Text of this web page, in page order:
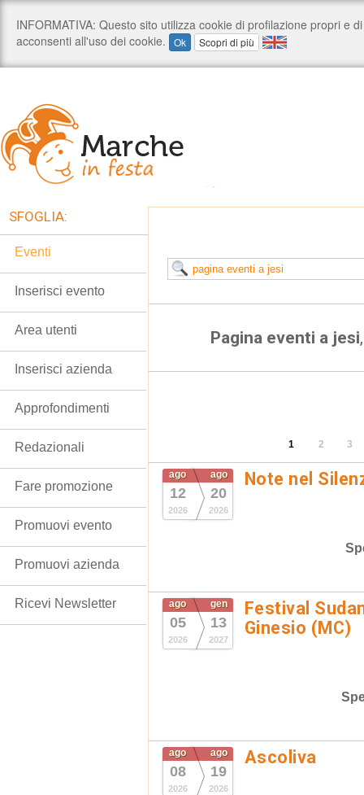
Pagina eventi a jesi
1 2 3
ago
12
2026
ago
20
2026
Note nel
ago
05
2026
gen
13
2027
Festival
Ginesio (MC)
ago
08
2026
ago
19
2026
Ascoliva
SFOGLIA:
Eventi
Inserisci evento
Area utenti
Inserisci azienda
Approfondimenti
Redazionali
Fare promozione
Promuovi evento
Promuovi azienda
Ricevi Newsletter